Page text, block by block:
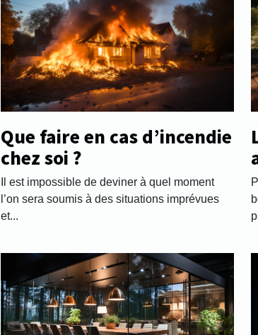
Que faire en cas d’incendie
chez soi ?
Il est impossible de deviner à quel moment
l’on sera soumis à des situations imprévues
et...